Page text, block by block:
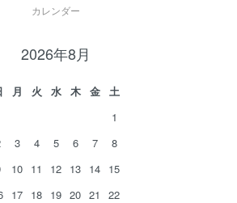
カレンダー
2026年8月
月 火 水 木 金
土
1
3 4 5 6 7
8
10 11 12 13 14 15
17 18 19 20 21
22